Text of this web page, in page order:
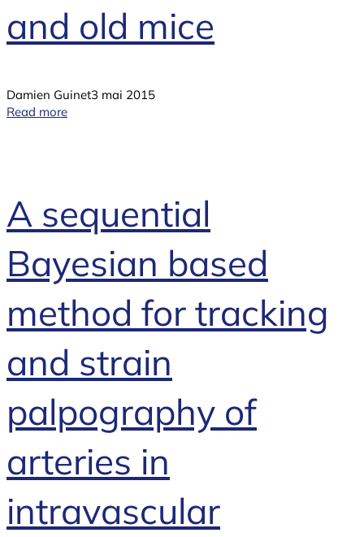
and old mice
Damien Guinet3 mai 2015
Read more
A sequential
Bayesian based
method for tracking
and strain
palpography of
arteries in
intravascular